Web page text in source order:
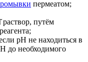
пермеатом;
путём
рН не находиться в
до необходимого